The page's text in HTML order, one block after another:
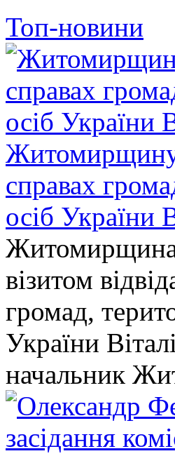
Топ-новини
Житомирщину
справах
осіб України
Житомирщина
візитом
громад,
України
начальник